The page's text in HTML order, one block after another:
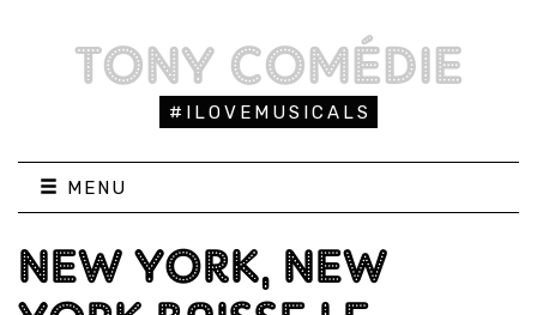
TONY COMÉDIE
#ILOVEMUSICALS
MENU
NEW YORK, NEW